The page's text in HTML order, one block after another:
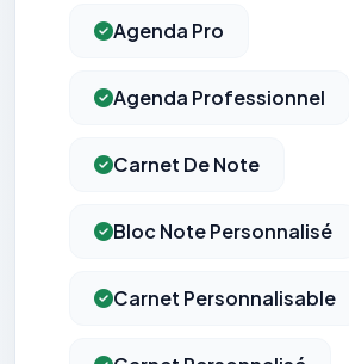
Agenda Pro
Agenda Professionnel
Carnet De Note
Bloc Note Personnalisé
Carnet Personnalisable